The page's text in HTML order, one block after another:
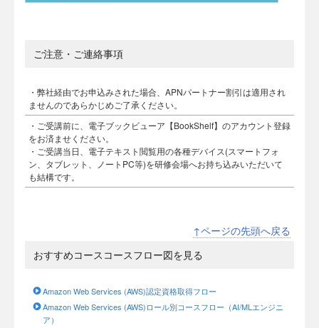
ご注意・ご連絡事項
・弊社経由でお申込みされた場合、APNパートナー割引は適用され
ませんのであらかじめご了承ください。
・ご受講前に、電子ブックビューア【BookShelf】のアカウント登録
をお済ませください。
・ご受講当日、電子テキスト閲覧用の各種デバイス(スマートフォ
ン、タブレット、ノートPC等)を研修会場へお持ち込みいただいて
も結構です。
↑ページの先頭へ戻る
おすすめコースコースフロー図を見る
Amazon Web Services (AWS)認定資格取得フロー
Amazon Web Services (AWS)ロール別コースフロー（AI/MLエンジニ
ア）